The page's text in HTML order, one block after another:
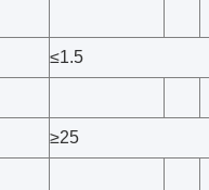
≤1.5
≥25